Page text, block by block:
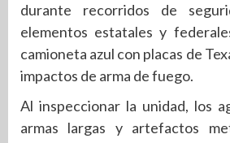
durante recorridos de
elementos estatales y
camioneta azul con placas de
impactos de arma de fuego.
Al inspeccionar la unidad, los
armas largas y artefactos